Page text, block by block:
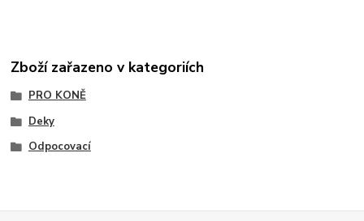
Zboží zařazeno v kategoriích
PRO KONĚ
Deky
Odpocovací